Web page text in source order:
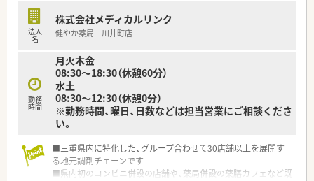
法人
名
株式会社メディカルリンク
健やか薬局 川井町店
勤務
時間
月火木金
08:30〜18:30（休憩60分）
水土
08:30〜12:30（休憩0分）
※勤務時間、曜日、日数などは担当営業にご相談くださ
い。
■三重県内に特化した、グループ合わせて30店舗以上を展開す
る地元調剤チェーンです
■県内初のコンビニ併設の店舗や、薬局併設の薬膳カフェなど既